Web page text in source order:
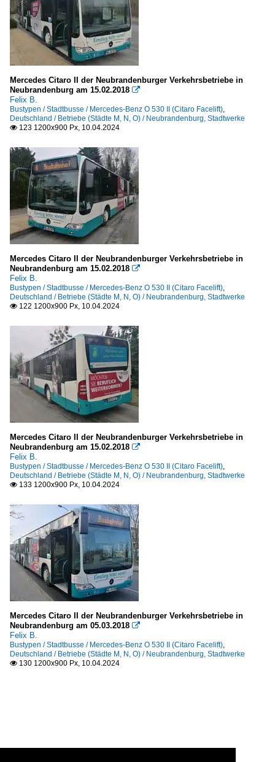
Mercedes Citaro II der Neubrandenburger Verkehrsbetriebe in
Neubrandenburg am 15.02.2018 
Felix B.
Bustypen / Stadtbusse / Mercedes-Benz O 530 II (Citaro Facelift),
Deutschland / Betriebe (Städte M, N, O) / Neubrandenburg, Stadtwerke
 123 1200x900 Px, 10.04.2024
Mercedes Citaro II der Neubrandenburger Verkehrsbetriebe in
Neubrandenburg am 15.02.2018 
Felix B.
Bustypen / Stadtbusse / Mercedes-Benz O 530 II (Citaro Facelift),
Deutschland / Betriebe (Städte M, N, O) / Neubrandenburg, Stadtwerke
 122 1200x900 Px, 10.04.2024
Mercedes Citaro II der Neubrandenburger Verkehrsbetriebe in
Neubrandenburg am 15.02.2018 
Felix B.
Bustypen / Stadtbusse / Mercedes-Benz O 530 II (Citaro Facelift),
Deutschland / Betriebe (Städte M, N, O) / Neubrandenburg, Stadtwerke
 133 1200x900 Px, 10.04.2024
Mercedes Citaro II der Neubrandenburger Verkehrsbetriebe in
Neubrandenburg am 05.03.2018 
Felix B.
Bustypen / Stadtbusse / Mercedes-Benz O 530 II (Citaro Facelift),
Deutschland / Betriebe (Städte M, N, O) / Neubrandenburg, Stadtwerke
 130 1200x900 Px, 10.04.2024